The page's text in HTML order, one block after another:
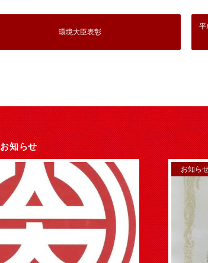
平
環境大臣表彰
お知らせ
お知ら